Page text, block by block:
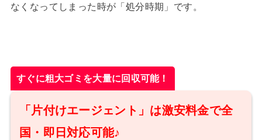
なくなってしまった時が「処分時期」です。
すぐに粗大ゴミを大量に回収可能！
「片付けエージェント」は激安料金で全
国・即日対応可能♪